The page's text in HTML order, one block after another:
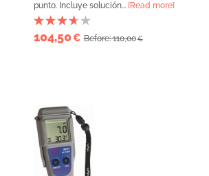
punto. Incluye solución... [Read more]
104,50€ Before: 110,00€